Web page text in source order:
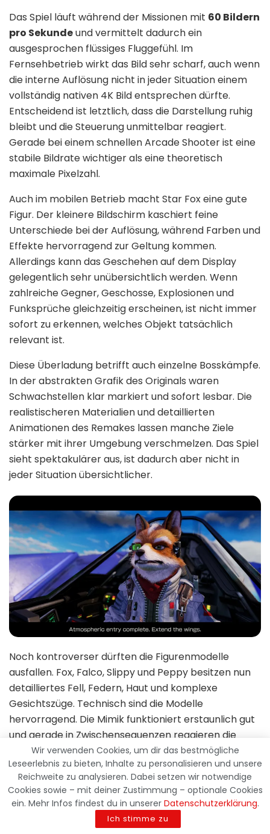
Das Spiel läuft während der Missionen mit 60 Bildern
pro Sekundeund vermittelt dadurch ein
ausgesprochen flüssiges Fluggefühl. Im
Fernsehbetrieb wirkt das Bild sehr scharf, auch wenn
die interne Auflösung nicht in jeder Situation einem
vollständig nativen 4K Bild entsprechen dürfte.
Entscheidend ist letztlich, dass die Darstellung ruhig
bleibt und die Steuerung unmittelbar reagiert.
Gerade bei einem schnellen Arcade Shooter ist eine
stabile Bildrate wichtiger als eine theoretisch
maximale Pixelzahl.
Auch im mobilen Betrieb macht Star Fox eine gute
Figur. Der kleinere Bildschirm kaschiert feine
Unterschiede bei der Auflösung, während Farben und
Effekte hervorragend zur Geltung kommen.
Allerdings kann das Geschehen auf dem Display
gelegentlich sehr unübersichtlich werden. Wenn
zahlreiche Gegner, Geschosse, Explosionen und
Funksprüche gleichzeitig erscheinen, ist nicht immer
sofort zu erkennen, welches Objekt tatsächlich
relevant ist.
Diese Überladung betrifft auch einzelne Bosskämpfe.
In der abstrakten Grafik des Originals waren
Schwachstellen klar markiert und sofort lesbar. Die
realistischeren Materialien und detaillierten
Animationen des Remakes lassen manche Ziele
stärker mit ihrer Umgebung verschmelzen. Das Spiel
sieht spektakulärer aus, ist dadurch aber nicht in
jeder Situation übersichtlicher.
Noch kontroverser dürften die Figurenmodelle
ausfallen. Fox, Falco, Slippy und Peppy besitzen nun
detailliertes Fell, Federn, Haut und komplexe
Gesichtszüge. Technisch sind die Modelle
hervorragend. Die Mimik funktioniert erstaunlich gut
und gerade in Zwischensequenzen reagieren die
Figuren glaubwürdig aufeinander.
Künstlerisch bewegen sie sich allerdings gefährlich
nahe an einem Bereich, in dem niedliche Nintendo
Figuren plötzlich wie Bewohner einer sehr aufwendig
produzierten Tierdokumentation wirken. Slippys
Wir verwenden Cookies, um dir das bestmögliche
Leseerlebnis zu bieten, Inhalte zu personalisieren und unsere
Reichweite zu analysieren. Dabei setzen wir notwendige
Cookies sowie – mit deiner Zustimmung – optionale Cookies
ein. Mehr Infos findest du in unserer Datenschutzerklärung.
Ich stimme zu